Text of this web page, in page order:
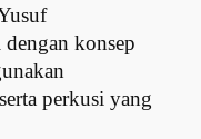
konsep
perkusi yang